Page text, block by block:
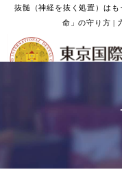
抜髄（神経を抜く処置）は
命」の守り方 |